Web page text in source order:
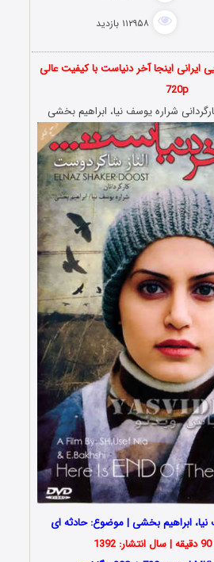
۱۱۲۹۵۸ بازدید
ایرانی اینجا آخر دنیاست با کیفیت عالی
720p
شراره یوسف نیا، ابراهیم بخشی
نیا، ابراهیم بخشی | موضوع: حادثه ای